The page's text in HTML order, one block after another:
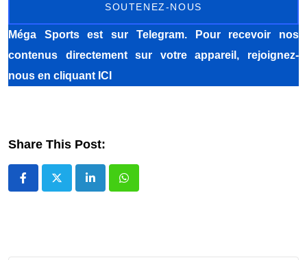
SOUTENEZ-NOUS
Méga Sportsest sur Telegram. Pour recevoir nos
contenus directement sur votre appareil, rejoignez-
nous en cliquant ICI
Share This Post:
LinkedInWhatsapp